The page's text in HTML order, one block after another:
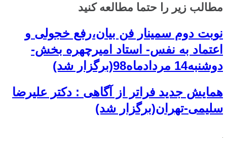
مطالب زیر را حتما مطالعه کنید
نوبت دوم سمینار فن بیان،رفع خجولی و
اعتماد به نفس- استاد امیرچهره بخش-
دوشنبه14 مردادماه98(برگزار شد)
همایش جدید فراتر از آگاهی : دکتر علیرضا
سلیمی-تهران(برگزار شد)